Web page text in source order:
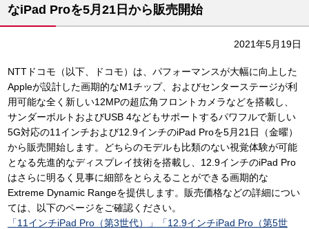
なiPad Proを5月21日から販売開始
2021年5月19日
NTTドコモ（以下、ドコモ）は、パフォーマンスが大幅に向上した
Appleが設計した画期的なM1チップ、およびセンターステージが利
用可能な全く新しい12MPの超広角フロントカメラなどを搭載し、
サンダーボルトおよびUSB 4などもサポートするパワフルで新しい
5G対応の11インチおよび12.9インチのiPad Proを5月21日（金曜）
から販売開始します。どちらのモデルも比類のない視覚体験が可能
となる先進的なディスプレイ技術を搭載し、12.9インチのiPad Pro
はさらに明るく見事に細部をとらえることができる画期的な
Extreme Dynamic Rangeを提供します。販売価格などの詳細につい
ては、以下のページをご確認ください。
「11インチiPad Pro（第3世代）」「12.9インチiPad Pro（第5世